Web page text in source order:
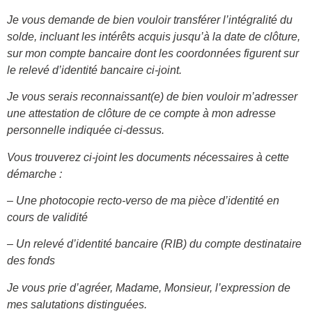
Je vous demande de bien vouloir transférer l’intégralité du
solde, incluant les intérêts acquis jusqu’à la date de clôture,
sur mon compte bancaire dont les coordonnées figurent sur
le relevé d’identité bancaire ci-joint.
Je vous serais reconnaissant(e) de bien vouloir m’adresser
une attestation de clôture de ce compte à mon adresse
personnelle indiquée ci-dessus.
Vous trouverez ci-joint les documents nécessaires à cette
démarche :
– Une photocopie recto-verso de ma pièce d’identité en
cours de validité
– Un relevé d’identité bancaire (RIB) du compte destinataire
des fonds
Je vous prie d’agréer, Madame, Monsieur, l’expression de
mes salutations distinguées.